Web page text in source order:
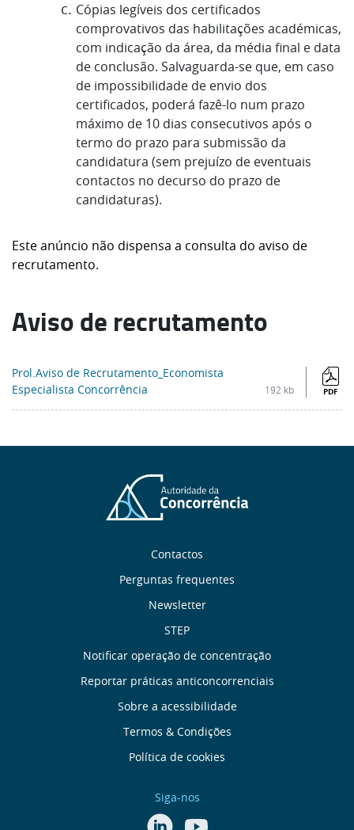
Cópias legíveis dos certificados
comprovativos das habilitações académicas,
com indicação da área, da média final e data
de conclusão. Salvaguarda-se que, em caso
de impossibilidade de envio dos
certificados, poderá fazê-lo num prazo
máximo de 10 dias consecutivos após o
termo do prazo para submissão da
candidatura (sem prejuízo de eventuais
contactos no decurso do prazo de
candidaturas).
Este anúncio não dispensa a consulta do aviso de
recrutamento.
Aviso de recrutamento
Prol.Aviso de Recrutamento_Economista
Especialista Concorrência
192 kb PDF
Contactos
Perguntas frequentes
Newsletter
STEP
Notificar operação de concentração
Reportar práticas anticoncorrenciais
Sobre a acessibilidade
Termos & Condições
Política de cookies
Siga-nos